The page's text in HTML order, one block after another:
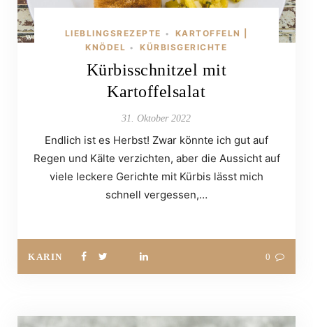
LIEBLINGSREZEPTE •
KARTOFFELN |
KNÖDEL • KÜRBISGERICHTE
Kürbisschnitzel mit
Kartoffelsalat
31. Oktober 2022
Endlich ist es Herbst! Zwar könnte ich gut auf
Regen und Kälte verzichten, aber die Aussicht auf
viele leckere Gerichte mit Kürbis lässt mich
schnell vergessen,…
KARIN 0